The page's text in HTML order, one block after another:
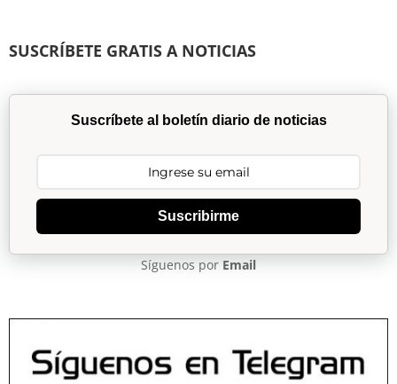
SUSCRÍBETE GRATIS A NOTICIAS
Suscríbete al boletín diario de noticias
Suscribirme
Síguenos por Email